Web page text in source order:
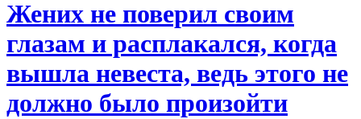
Жених не поверил своим
глазам и расплакался, когда
вышла невеста, ведь этого не
должно было произойти